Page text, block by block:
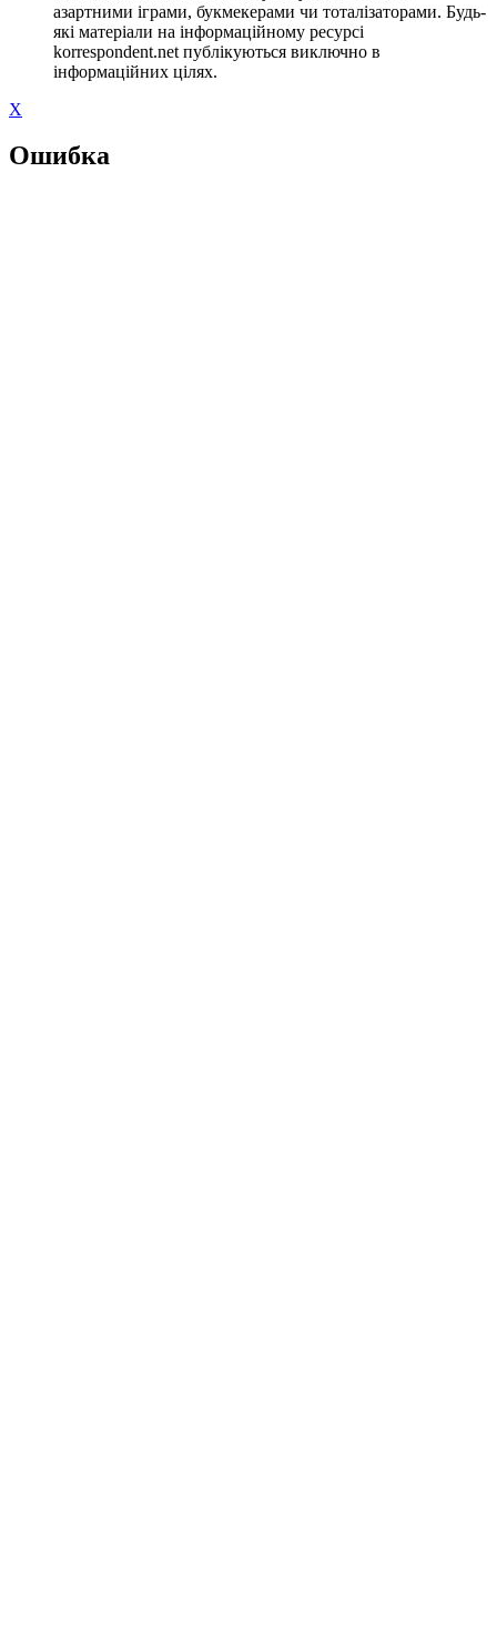
азартними іграми, букмекерами чи тоталізаторами. Будь-
які матеріали на інформаційному ресурсі
korrespondent.net публікуються виключно в
інформаційних цілях.
X
Ошибка